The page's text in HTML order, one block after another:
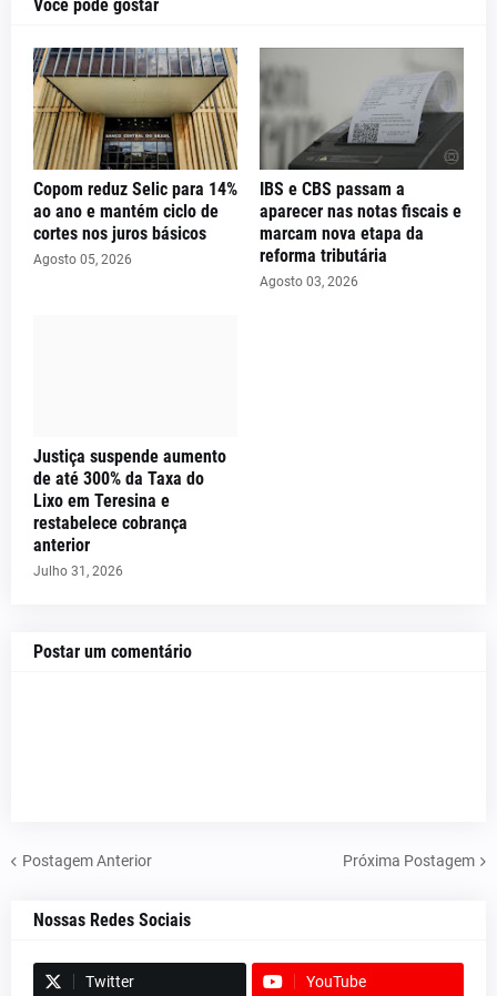
Você pode gostar
Copom reduz Selic para 14%
ao ano e mantém ciclo de
cortes nos juros básicos
Agosto 05, 2026
IBS e CBS passam a
aparecer nas notas fiscais e
marcam nova etapa da
reforma tributária
Agosto 03, 2026
Justiça suspende aumento
de até 300% da Taxa do
Lixo em Teresina e
restabelece cobrança
anterior
Julho 31, 2026
Postar um comentário
Postagem Anterior Próxima Postagem
Nossas Redes Sociais
Twitter YouTube